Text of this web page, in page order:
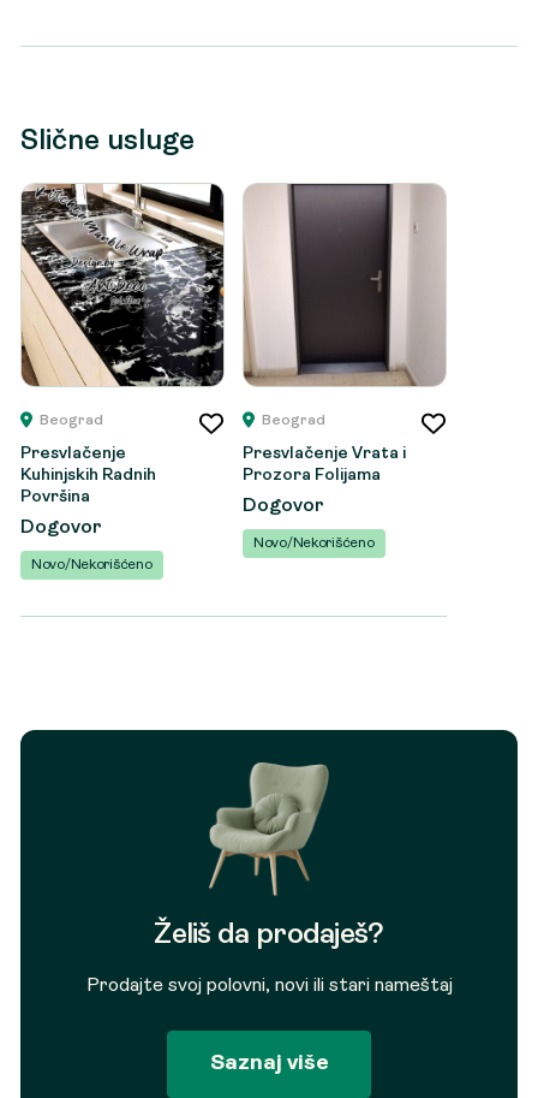
Slične usluge
Beograd
Presvlačenje
Kuhinjskih Radnih
Površina
Dogovor
Novo/Nekorišćeno
Beograd
Presvlačenje Vrata i
Prozora Folijama
Dogovor
Novo/Nekorišćeno
Želiš da prodaješ?
Prodajte svoj polovni, novi ili stari nameštaj
Saznaj više